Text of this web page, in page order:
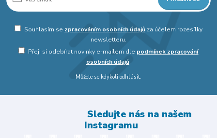
Souhlasím se zpracováním osobních údajůza účelem rozesílky
newsletteru.
Přeji si odebírat novinky e-mailem dle podmínek zpracování
osobních údajů.
Můžete se kdykoli odhlásit.
Sledujte nás na našem
Instagramu